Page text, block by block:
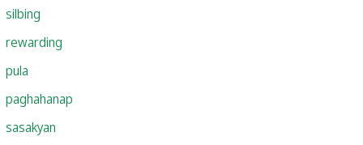
silbing
rewarding
pula
paghahanap
sasakyan